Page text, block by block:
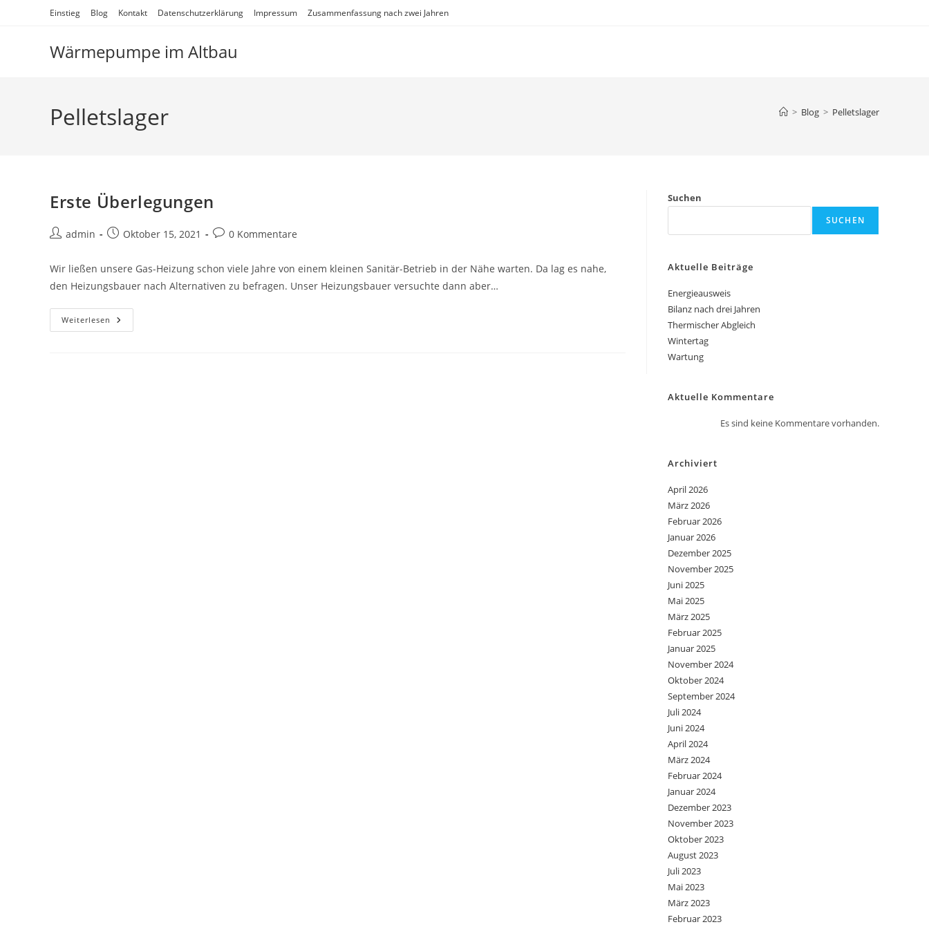
Einstieg Blog Kontakt Datenschutzerklärung Impressum Zusammenfassung nach zwei Jahren
Wärmepumpe im Altbau
Pelletslager > Blog > Pelletslager
Erste Überlegungen
Beitrags-
admin
BeitragOktober 15, 2021
Beitrags-
0 Kommentare
Wir ließen unsere Gas-Heizung schon viele Jahre von einem kleinen Sanitär-Betrieb in der Nähe warten. Da lag es nahe,
den Heizungsbauer nach Alternativen zu befragen. Unser Heizungsbauer versuchte dann aber…
Weiterlesen Erste
Überlegungen
Suchen
SUCHEN
Aktuelle Beiträge
Energieausweis
Bilanz nach drei Jahren
Thermischer Abgleich
Wintertag
Wartung
Aktuelle Kommentare
Es sind keine Kommentare vorhanden.
Archiviert
April 2026
März 2026
Februar 2026
Januar 2026
Dezember 2025
November 2025
Juni 2025
Mai 2025
März 2025
Februar 2025
Januar 2025
November 2024
Oktober 2024
September 2024
Juli 2024
Juni 2024
April 2024
März 2024
Februar 2024
Januar 2024
Dezember 2023
November 2023
Oktober 2023
August 2023
Juli 2023
Mai 2023
März 2023
Februar 2023